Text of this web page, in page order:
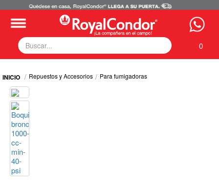
0
Fumigadoras
Equipos Motorizados
Respuestos y Accesorios
Tecnología de Aplicación
Zona Pecuaria
Zona Veterianaria
Repuestos y Accesorios Para fumigadoras